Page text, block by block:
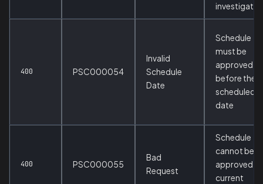
investigated
400 PSC000054
Invalid
Schedule
Date
Schedule
must be
approved
before the
scheduled
date
400 PSC000055
Bad
Request
Schedule
cannot be
approved in
current